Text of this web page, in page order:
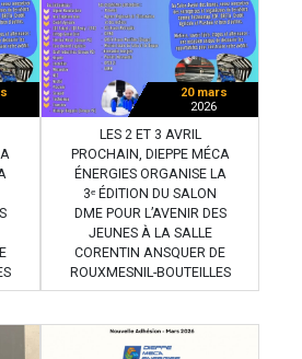
20 mars
2026
LES 2 ET 3 AVRIL
PROCHAIN, DIEPPE MÉCA
ÉNERGIES ORGANISE LA
3ᵉ ÉDITION DU SALON
DME POUR L’AVENIR DES
JEUNES À LA SALLE
CORENTIN ANSQUER DE
ROUXMESNIL-BOUTEILLES